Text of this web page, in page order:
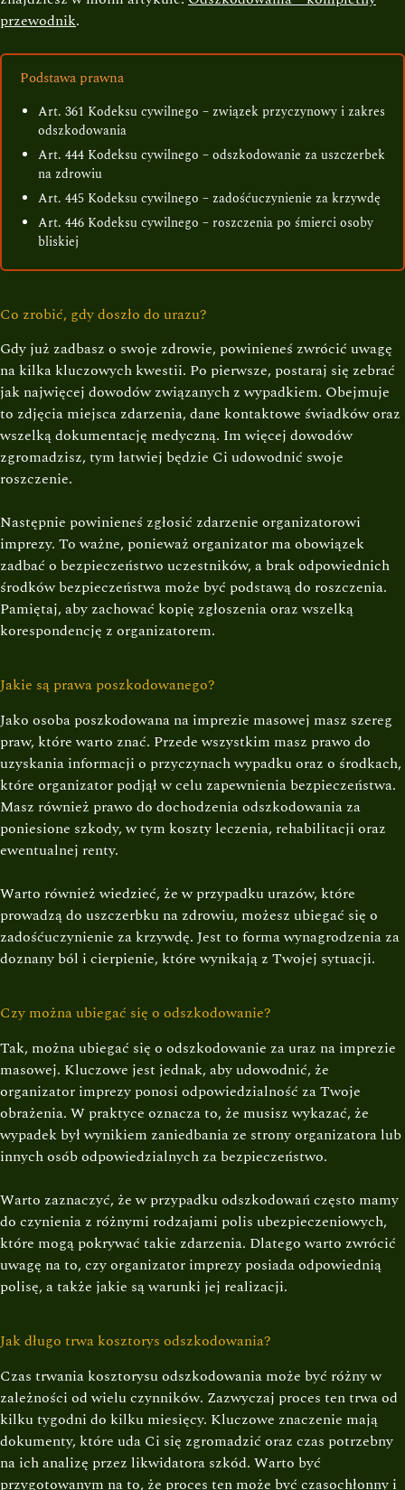
przewodnik.
Podstawa prawna
Art. 361 Kodeksu cywilnego – związek przyczynowy i zakres
odszkodowania
Art. 444 Kodeksu cywilnego – odszkodowanie za uszczerbek
na zdrowiu
Art. 445 Kodeksu cywilnego – zadośćuczynienie za krzywdę
Art. 446 Kodeksu cywilnego – roszczenia po śmierci osoby
bliskiej
Co zrobić, gdy doszło do urazu?
Gdy już zadbasz o swoje zdrowie, powinieneś zwrócić uwagę
na kilka kluczowych kwestii. Po pierwsze, postaraj się zebrać
jak najwięcej dowodów związanych z wypadkiem. Obejmuje
to zdjęcia miejsca zdarzenia, dane kontaktowe świadków oraz
wszelką dokumentację medyczną. Im więcej dowodów
zgromadzisz, tym łatwiej będzie Ci udowodnić swoje
roszczenie.
Następnie powinieneś zgłosić zdarzenie organizatorowi
imprezy. To ważne, ponieważ organizator ma obowiązek
zadbać o bezpieczeństwo uczestników, a brak odpowiednich
środków bezpieczeństwa może być podstawą do roszczenia.
Pamiętaj, aby zachować kopię zgłoszenia oraz wszelką
korespondencję z organizatorem.
Jakie są prawa poszkodowanego?
Jako osoba poszkodowana na imprezie masowej masz szereg
praw, które warto znać. Przede wszystkim masz prawo do
uzyskania informacji o przyczynach wypadku oraz o środkach,
które organizator podjął w celu zapewnienia bezpieczeństwa.
Masz również prawo do dochodzenia odszkodowania za
poniesione szkody, w tym koszty leczenia, rehabilitacji oraz
ewentualnej renty.
Warto również wiedzieć, że w przypadku urazów, które
prowadzą do uszczerbku na zdrowiu, możesz ubiegać się o
zadośćuczynienie za krzywdę. Jest to forma wynagrodzenia za
doznany ból i cierpienie, które wynikają z Twojej sytuacji.
Czy można ubiegać się o odszkodowanie?
Tak, można ubiegać się o odszkodowanie za uraz na imprezie
masowej. Kluczowe jest jednak, aby udowodnić, że
organizator imprezy ponosi odpowiedzialność za Twoje
obrażenia. W praktyce oznacza to, że musisz wykazać, że
wypadek był wynikiem zaniedbania ze strony organizatora lub
innych osób odpowiedzialnych za bezpieczeństwo.
Warto zaznaczyć, że w przypadku odszkodowań często mamy
do czynienia z różnymi rodzajami polis ubezpieczeniowych,
które mogą pokrywać takie zdarzenia. Dlatego warto zwrócić
uwagę na to, czy organizator imprezy posiada odpowiednią
polisę, a także jakie są warunki jej realizacji.
Jak długo trwa kosztorys odszkodowania?
Czas trwania kosztorysu odszkodowania może być różny w
zależności od wielu czynników. Zazwyczaj proces ten trwa od
kilku tygodni do kilku miesięcy. Kluczowe znaczenie mają
dokumenty, które uda Ci się zgromadzić oraz czas potrzebny
na ich analizę przez likwidatora szkód. Warto być
przygotowanym na to, że proces ten może być czasochłonny i